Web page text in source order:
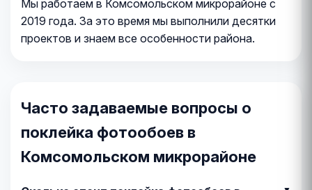
Мы работаем в Комсомольском микрорайоне с
2019 года. За это время мы выполнили десятки
проектов и знаем все особенности района.
Часто задаваемые вопросы о
поклейка фотообоев в
Комсомольском микрорайоне